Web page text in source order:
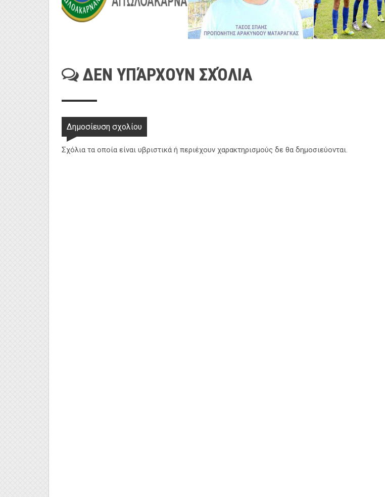
ΔΕΝ ΥΠΆΡΧΟΥΝ ΣΧΌΛΙΑ
Δημοσίευση σχολίου
Σχόλια τα οποία είναι υβριστικά ή περιέχουν χαρακτηρισμούς δε θα δημοσιεύονται.